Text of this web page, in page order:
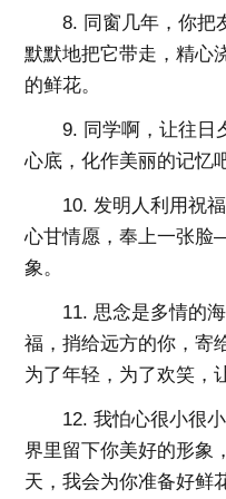
8. 同窗几年，你把
默默地把它带走，精心
的鲜花。
9. 同学啊，让往日
心底，化作美丽的记忆
10. 发明人利用祝福
心甘情愿，奉上一张脸
象。
11. 思念是多情的海
福，捎给远方的你，寄
为了年轻，为了欢笑，
12. 我怕心很小很小
界里留下你美好的形象
天，我会为你准备好鲜